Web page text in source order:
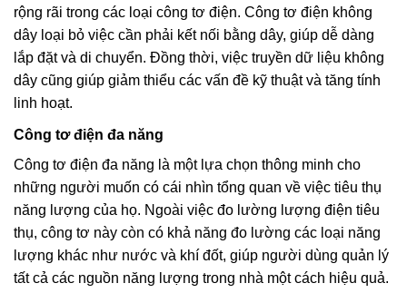
rộng rãi trong các loại công tơ điện. Công tơ điện không
dây loại bỏ việc cần phải kết nối bằng dây, giúp dễ dàng
lắp đặt và di chuyển. Đồng thời, việc truyền dữ liệu không
dây cũng giúp giảm thiểu các vấn đề kỹ thuật và tăng tính
linh hoạt.
Công tơ điện đa năng
Công tơ điện đa năng là một lựa chọn thông minh cho
những người muốn có cái nhìn tổng quan về việc tiêu thụ
năng lượng của họ. Ngoài việc đo lường lượng điện tiêu
thụ, công tơ này còn có khả năng đo lường các loại năng
lượng khác như nước và khí đốt, giúp người dùng quản lý
tất cả các nguồn năng lượng trong nhà một cách hiệu quả.